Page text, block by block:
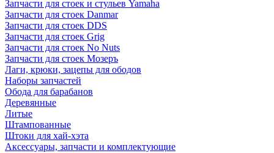
Запчасти для стоек и стульев Yamaha
Запчасти для стоек Danmar
Запчасти для стоек DDS
Запчасти для стоек Grig
Запчасти для стоек No Nuts
Запчасти для стоек Мозеръ
Лаги, крюки, зацепы для ободов
Наборы запчастей
Обода для барабанов
Деревянные
Литые
Штампованные
Штоки для хай-хэта
Аксессуары, запчасти и комплектующие